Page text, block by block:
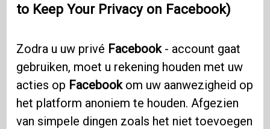
to Keep Your Privacy on Facebook)
Zodra u uw privé Facebook- account gaat
gebruiken, moet u rekening houden met uw
acties op Facebookom uw aanwezigheid op
het platform anoniem te houden. Afgezien
van simpele dingen zoals het niet toevoegen